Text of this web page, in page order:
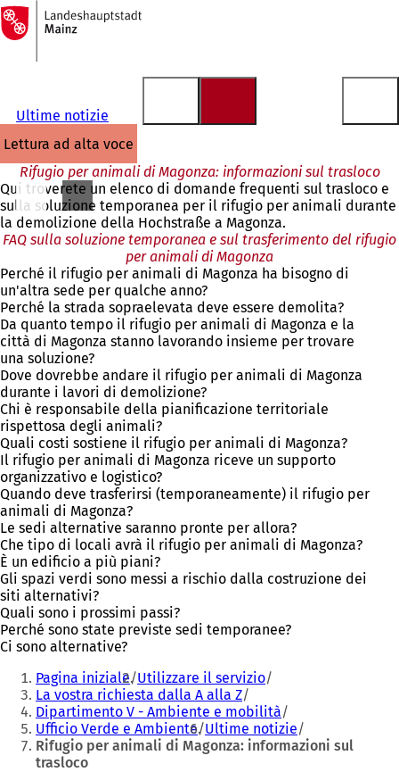
Vai al contenuto
Alla
pagina
iniziale
Ultime notizie
lettura ad alta voce
Rifugio per animali di Magonza: informazioni sul trasloco
Qui troverete un elenco di domande frequenti sul trasloco e
sulla soluzione temporanea per il rifugio per animali durante
la demolizione della Hochstraße a Magonza.
FAQ sulla soluzione temporanea e sul trasferimento del rifugio
per animali di Magonza
Perché il rifugio per animali di Magonza ha bisogno di
un'altra sede per qualche anno?
Perché la strada sopraelevata deve essere demolita?
Da quanto tempo il rifugio per animali di Magonza e la
città di Magonza stanno lavorando insieme per trovare
una soluzione?
Dove dovrebbe andare il rifugio per animali di Magonza
durante i lavori di demolizione?
Chi è responsabile della pianificazione territoriale
rispettosa degli animali?
Quali costi sostiene il rifugio per animali di Magonza?
Il rifugio per animali di Magonza riceve un supporto
organizzativo e logistico?
Quando deve trasferirsi (temporaneamente) il rifugio per
animali di Magonza?
Le sedi alternative saranno pronte per allora?
Che tipo di locali avrà il rifugio per animali di Magonza?
È un edificio a più piani?
Gli spazi verdi sono messi a rischio dalla costruzione dei
siti alternativi?
Quali sono i prossimi passi?
Perché sono state previste sedi temporanee?
Ci sono alternative?
Siete
qui:
Pagina iniziale Utilizzare il servizio
La vostra richiesta dalla A alla Z
Dipartimento V - Ambiente e mobilità
Ufficio Verde e Ambiente Ultime notizie
Rifugio per animali di Magonza: informazioni sul
trasloco